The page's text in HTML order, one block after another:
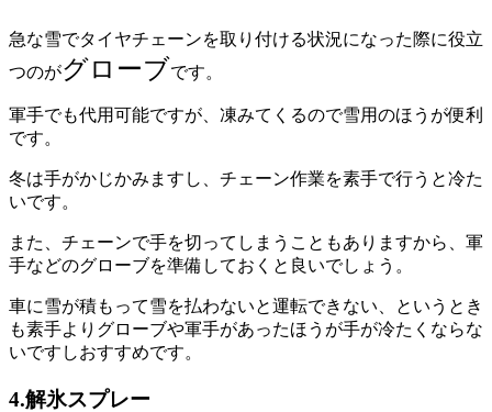
急な雪でタイヤチェーンを取り付ける状況になった際に役立
つのがグローブです。
軍手でも代用可能ですが、凍みてくるので雪用のほうが便利
です。
冬は手がかじかみますし、チェーン作業を素手で行うと冷た
いです。
また、チェーンで手を切ってしまうこともありますから、軍
手などのグローブを準備しておくと良いでしょう。
車に雪が積もって雪を払わないと運転できない、というとき
も素手よりグローブや軍手があったほうが手が冷たくならな
いですしおすすめです。
4.解氷スプレー